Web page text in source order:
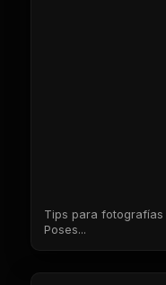
Tips para fotografías
Poses...